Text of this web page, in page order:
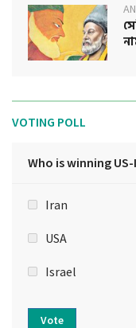
VOTING POLL
Who is winning US-
Iran
USA
Israel
Vote